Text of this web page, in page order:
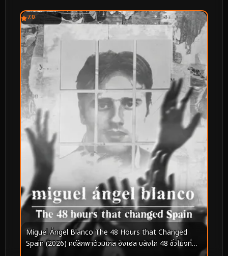
7.0
Miguel Ángel Blanco The 48 Hours that Changed
Spain (2026) คดีลักพาตัวมิเกล อังเฮล บลังโก 48 ชั่วโมงที่